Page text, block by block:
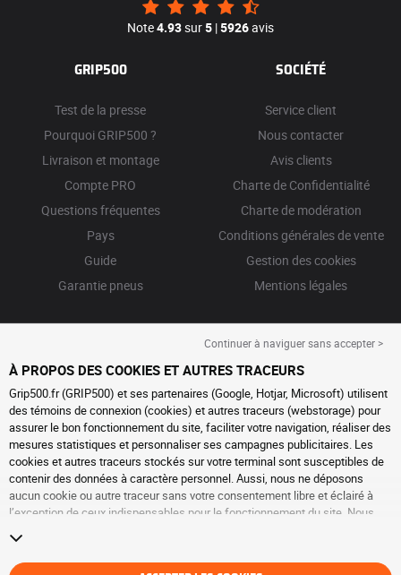
Note4.93sur5 |5926avis
GRIP500
Test de la presse
Pourquoi GRIP500 ?
Livraison et montage
Compte PRO
Questions fréquentes
Pays
Guide
Garantie pneus
SOCIÉTÉ
Service client
Nous contacter
Avis clients
Charte de Confidentialité
Charte de modération
Conditions générales de vente
Gestion des cookies
Mentions légales
Continuer à naviguer sans accepter >
À PROPOS DES COOKIES ET AUTRES TRACEURS
Grip500.fr (GRIP500) et ses partenaires (Google, Hotjar, Microsoft) utilisent
des témoins de connexion (cookies) et autres traceurs (webstorage) pour
assurer le bon fonctionnement du site, faciliter votre navigation, réaliser des
mesures statistiques et personnaliser ses campagnes publicitaires. Les
cookies et autres traceurs stockés sur votre terminal sont susceptibles de
contenir des données à caractère personnel. Aussi, nous ne déposons
aucun cookie ou autre traceur sans votre consentement libre et éclairé à
l’exception de ceux indispensables pour le fonctionnement du site. Nous
consentement à tout moment en vous rendant sur la
traceurs. Vous pouvez choisir de continuer à naviguer sans accepter le